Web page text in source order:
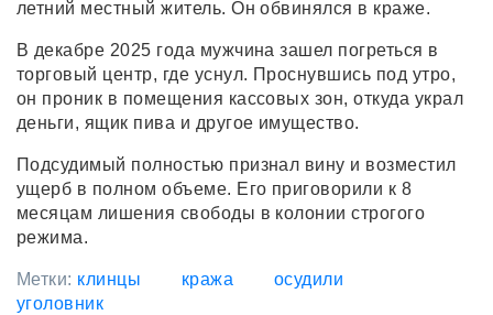
летний местный житель. Он обвинялся в краже.
В декабре 2025 года мужчина зашел погреться в
торговый центр, где уснул. Проснувшись под утро,
он проник в помещения кассовых зон, откуда украл
деньги, ящик пива и другое имущество.
Подсудимый полностью признал вину и возместил
ущерб в полном объеме. Его приговорили к 8
месяцам лишения свободы в колонии строгого
режима.
Метки: клинцы кража
осудили
уголовник